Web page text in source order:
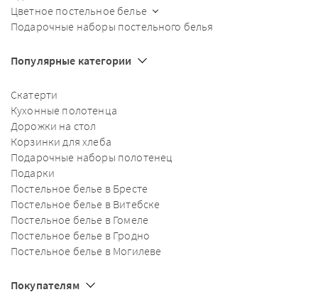
Цветное постельное белье
Подарочные наборы постельного белья
Популярные категории
Скатерти
Кухонные полотенца
Дорожки на стол
Корзинки для хлеба
Подарочные наборы полотенец
Подарки
Постельное белье в Бресте
Постельное белье в Витебске
Постельное белье в Гомеле
Постельное белье в Гродно
Постельное белье в Могилеве
Покупателям